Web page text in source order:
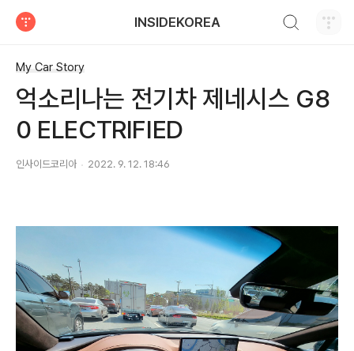
INSIDEKOREA
My Car Story
억소리나는 전기차 제네시스 G8
0 ELECTRIFIED
인사이드코리아 2022. 9. 12. 18:46